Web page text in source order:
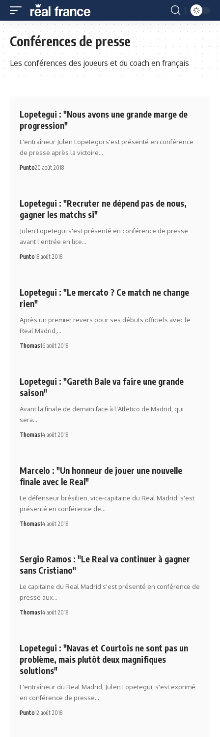
Conférences de presse
Les conférences des joueurs et du coach en français
Lopetegui : "Nous avons une grande marge de
progression"
L'entraîneur Julen Lopetegui s'est présenté en conférence
de presse après la victoire…
Punto20 août 2018
Lopetegui : "Recruter ne dépend pas de nous,
gagner les matchs si"
Julen Lopetegui s'est présenté en conférence de presse
avant l'entrée en lice…
Punto18 août 2018
Lopetegui : "Le mercato ? Ce match ne change
rien"
Après un premier revers pour ses débuts officiels avec le
Real Madrid,…
Thomas16 août 2018
Lopetegui : "Gareth Bale va faire une grande
saison"
Avant la finale de demain face à l'Atletico de Madrid, qui
sera…
Thomas14 août 2018
Marcelo : "Un honneur de jouer une nouvelle
finale avec le Real"
Le défenseur brésilien, vice-capitaine du Real Madrid, s'est
présenté en conférence de…
Thomas14 août 2018
Sergio Ramos : "Le Real va continuer à gagner
sans Cristiano"
Le capitaine du Real Madrid s'est présenté en conférence de
presse aux…
Thomas14 août 2018
Lopetegui : "Navas et Courtois ne sont pas un
problème, mais plutôt deux magnifiques
solutions"
L'entraîneur du Real Madrid, Julen Lopetegui, s'est exprimé
en conférence de presse…
Punto12 août 2018